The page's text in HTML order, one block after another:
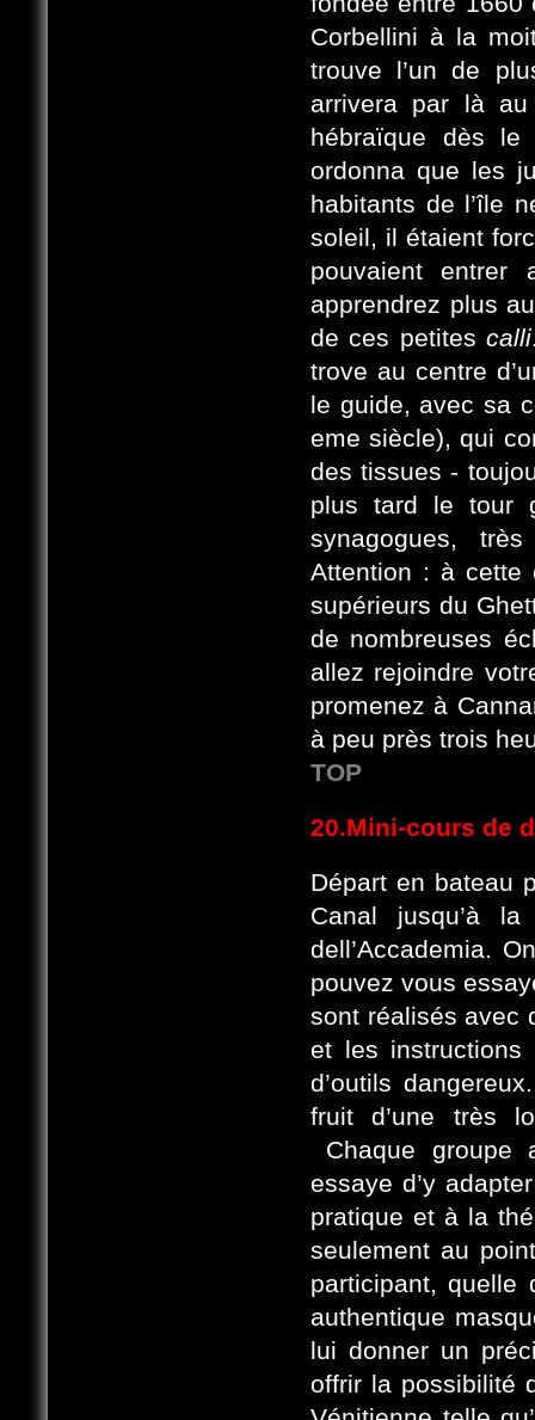
Corbellini à la
trouve l’un de
arrivera par là au
hébraïque dès
ordonna que les
habitants de l’île
soleil, il étaient
pouvaient entrer
apprendrez plus
de ces petites calli
trove au centre
le guide, avec sa
eme siècle), qui
des tissues -
plus tard le tour
synagogues,
Attention : à cette
supérieurs du
de nombreuses
allez rejoindre
promenez à
à peu près trois
TOP
20.Mini-cours de
Départ en bateau
Canal jusqu’à
dell’Accademia.
pouvez vous
sont réalisés avec
et les instructions
d’outils
fruit d’une très
Chaque groupe
essaye d’y
pratique et à la
seulement au
participant, quelle
authentique
lui donner un
offrir la possibilité